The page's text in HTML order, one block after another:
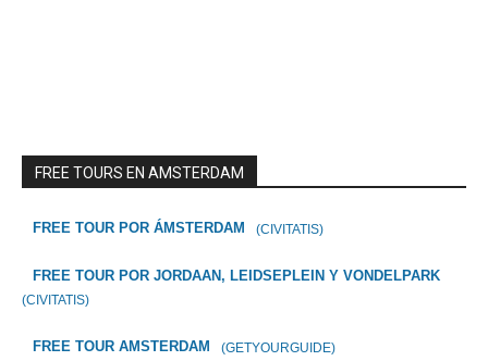
FREE TOURS EN AMSTERDAM
FREE TOUR POR ÁMSTERDAM (CIVITATIS)
FREE TOUR POR JORDAAN, LEIDSEPLEIN Y VONDELPARK
(CIVITATIS)
FREE TOUR AMSTERDAM (GETYOURGUIDE)